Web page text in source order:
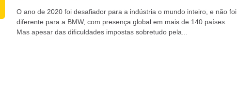
O ano de 2020 foi desafiador para a indústria o mundo inteiro, e não foi
diferente para a BMW, com presença global em mais de 140 países.
Mas apesar das dificuldades impostas sobretudo pela...